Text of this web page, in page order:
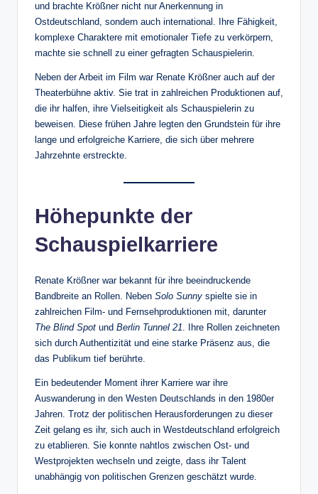
und brachte Krößner nicht nur Anerkennung in
Ostdeutschland, sondern auch international. Ihre Fähigkeit,
komplexe Charaktere mit emotionaler Tiefe zu verkörpern,
machte sie schnell zu einer gefragten Schauspielerin.
Neben der Arbeit im Film war Renate Krößner auch auf der
Theaterbühne aktiv. Sie trat in zahlreichen Produktionen auf,
die ihr halfen, ihre Vielseitigkeit als Schauspielerin zu
beweisen. Diese frühen Jahre legten den Grundstein für ihre
lange und erfolgreiche Karriere, die sich über mehrere
Jahrzehnte erstreckte.
Höhepunkte der
Schauspielkarriere
Renate Krößner war bekannt für ihre beeindruckende
Bandbreite an Rollen. Neben Solo Sunny spielte sie in
zahlreichen Film- und Fernsehproduktionen mit, darunter
The Blind Spot und Berlin Tunnel 21 . Ihre Rollen zeichneten
sich durch Authentizität und eine starke Präsenz aus, die
das Publikum tief berührte.
Ein bedeutender Moment ihrer Karriere war ihre
Auswanderung in den Westen Deutschlands in den 1980er
Jahren. Trotz der politischen Herausforderungen zu dieser
Zeit gelang es ihr, sich auch in Westdeutschland erfolgreich
zu etablieren. Sie konnte nahtlos zwischen Ost- und
Westprojekten wechseln und zeigte, dass ihr Talent
unabhängig von politischen Grenzen geschätzt wurde.